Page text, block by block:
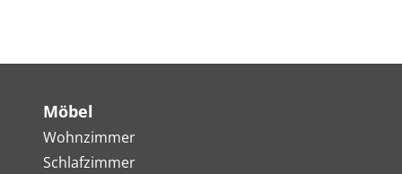
Möbel
Wohnzimmer
Schlafzimmer